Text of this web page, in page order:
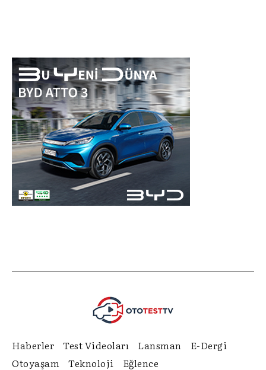
Haberler Test Videoları Lansman
E-Dergi
Otoyaşam
Teknoloji Eğlence